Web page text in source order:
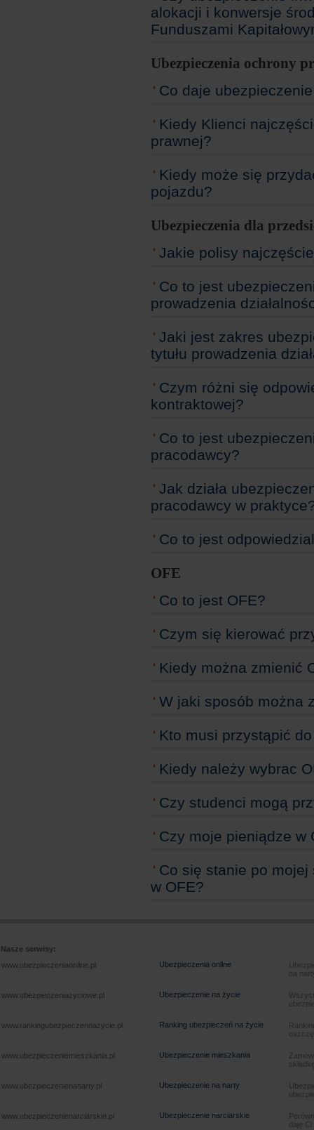
alokacji i konwersje
Funduszami
Ubezpieczenia ochrony
Co daje
Kiedy Klienci
prawnej?
Kiedy może się
pojazdu?
Ubezpieczenia dla
Jakie polisy
Co to jest
prowadzenia
Jaki jest zakres
tytułu prowadzenia
Czym różni się
kontraktowej?
Co to jest
pracodawcy?
Jak działa
pracodawcy w
Co to jest
OFE
Co to jest OFE?
Czym się kierować
Kiedy można zmienić
W jaki sposób można
Kto musi przystąpić
Kiedy należy wybrac
Czy studenci mogą
Czy moje pieniądze w
Co się stanie po
w OFE?
Nasze serwisy:
www.ubezpieczeniaonline.pl
Ubezpieczenia online
na
www.ubezpieczeniazyciowe.pl Ubezpieczenie na życie
www.rankingubezpieczennazycie.pl Ranking ubezpieczeń na życie
www.ubezpieczeniemieszkania.pl Ubezpieczenie mieszkania
www.ubezpieczenienanarty.pl Ubezpieczenie na narty
www.ubezpieczenienarciarskie.pl Ubezpieczenie narciarskie
daję